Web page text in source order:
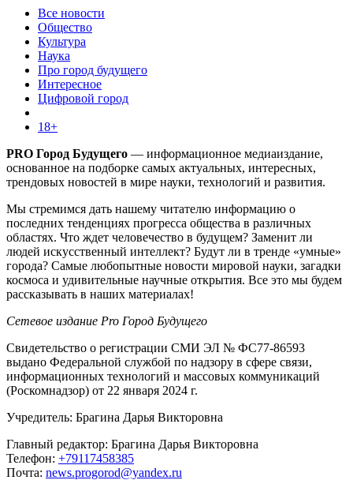
Все новости
Общество
Культура
Наука
Про город будущего
Интересное
Цифровой город
18+
PRO Город Будущего — информационное медиаиздание,
основанное на подборке самых актуальных, интересных,
трендовых новостей в мире науки, технологий и развития.
Мы стремимся дать нашему читателю информацию о
последних тенденциях прогресса общества в различных
областях. Что ждет человечество в будущем? Заменит ли
людей искусственный интеллект? Будут ли в тренде «умные»
города? Самые любопытные новости мировой науки, загадки
космоса и удивительные научные открытия. Все это мы будем
рассказывать в наших материалах!
Сетевое издание Pro Город Будущего
Свидетельство о регистрации СМИ ЭЛ № ФС77-86593
выдано Федеральной службой по надзору в сфере связи,
информационных технологий и массовых коммуникаций
(Роскомнадзор) от 22 января 2024 г.
Учредитель: Брагина Дарья Викторовна
Главный редактор: Брагина Дарья Викторовна
Телефон: +79117458385
Почта: news.progorod@yandex.ru